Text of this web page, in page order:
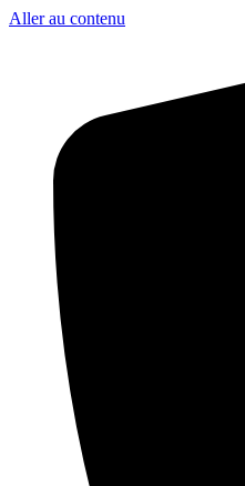
Aller au contenu